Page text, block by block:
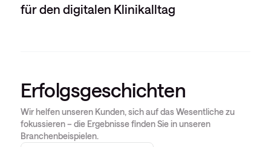
für den digitalen Klinikalltag
Erfolgsgeschichten
Wir helfen unseren Kunden, sich auf das Wesentliche zu
fokussieren – die Ergebnisse finden Sie in unseren
Branchenbeispielen.